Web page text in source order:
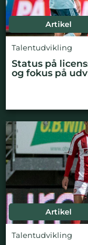
Artikel
Talentudvikling
Status på
og fokus på
Artikel
Talentudvikling